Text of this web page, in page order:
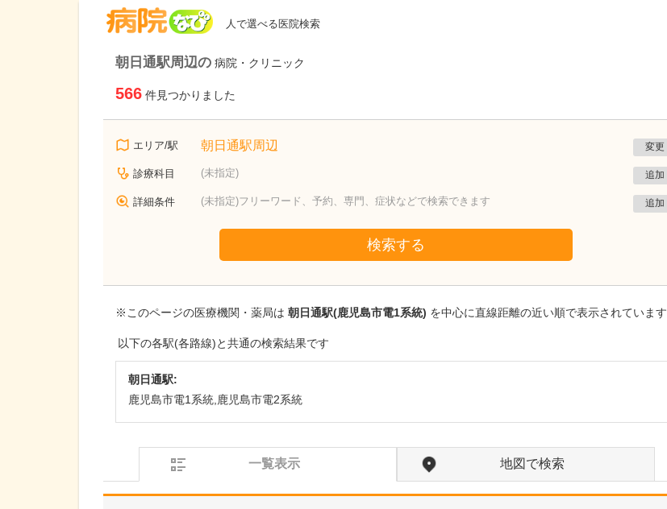
人で選べる医院検索
朝日通駅周辺の 病院・クリニック
566 件見つかりました
エリア/駅 朝日通駅周辺 変更
診療科目 (未指定) 追加
詳細条件 (未指定)フリーワード、予約、専門、症状などで検索できます 追加
検索する
※このページの医療機関・薬局は 朝日通駅(鹿児島市電1系統) を中心に直線距離の近い順で表示されています
以下の各駅(各路線)と共通の検索結果です
朝日通駅:
鹿児島市電1系統,鹿児島市電2系統
一覧表示 地図で検索
佐賀県佐賀市
力武クリニック
をためらっていたり、過
去に受けてつらい思いを
されたという方もいらっ
しゃいます。当院では患